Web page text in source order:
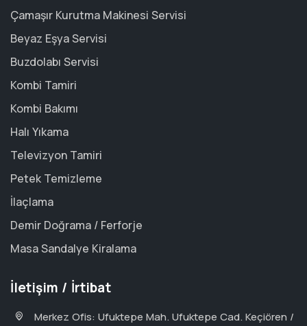
Çamaşır Kurutma Makinesi Servisi
Beyaz Eşya Servisi
Buzdolabı Servisi
Kombi Tamiri
Kombi Bakımı
Halı Yıkama
Televizyon Tamiri
Petek Temizleme
İlaçlama
Demir Doğrama / Ferforje
Masa Sandalye Kiralama
İletişim / İrtibat
Merkez Ofis: Ufuktepe Mah. Ufuktepe Cad. Keçiören /